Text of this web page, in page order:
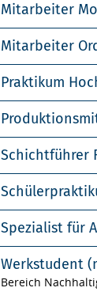
Mitarbeiter
Mitarbeiter
Praktikum
Schichtführer
Spezialist für
Werkstudent
Bereich